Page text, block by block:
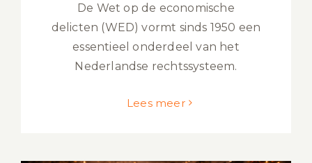
De Wet op de economische
delicten (WED) vormt sinds 1950 een
essentieel onderdeel van het
Nederlandse rechtssysteem.
Lees meer